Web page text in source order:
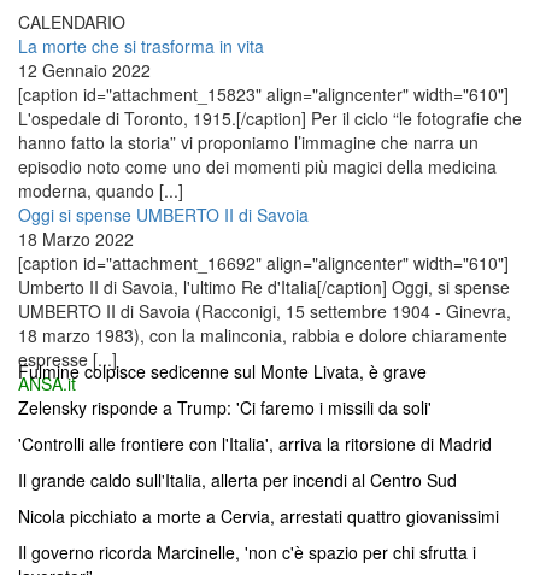
CALENDARIO
La morte che si trasforma in vita
12 Gennaio 2022
[caption id="attachment_15823" align="aligncenter" width="610"]
L'ospedale di Toronto, 1915.[/caption] Per il ciclo “le fotografie che
hanno fatto la storia” vi proponiamo l’immagine che narra un
episodio noto come uno dei momenti più magici della medicina
moderna, quando [...]
Oggi si spense UMBERTO II di Savoia
18 Marzo 2022
[caption id="attachment_16692" align="aligncenter" width="610"]
Umberto II di Savoia, l'ultimo Re d'Italia[/caption] Oggi, si spense
UMBERTO II di Savoia (Racconigi, 15 settembre 1904 - Ginevra,
18 marzo 1983), con la malinconia, rabbia e dolore chiaramente
espresse [...]
ANSA.it
Fulmine colpisce sedicenne sul Monte Livata, è grave
Zelensky risponde a Trump: 'Ci faremo i missili da soli'
'Controlli alle frontiere con l'Italia', arriva la ritorsione di Madrid
Il grande caldo sull'Italia, allerta per incendi al Centro Sud
Nicola picchiato a morte a Cervia, arrestati quattro giovanissimi
Il governo ricorda Marcinelle, 'non c'è spazio per chi sfrutta i